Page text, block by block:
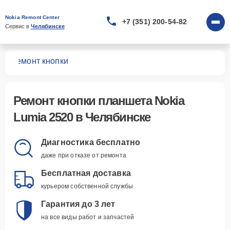
Nokia Remont Center
Сервис в Челябинске
+7 (351) 200-54-82
Ремонт кнопки
Ремонт кнопки планшета Nokia
Lumia 2520 в Челябинске
Диагностика бесплатно
даже при отказе от ремонта
Бесплатная доставка
курьером собственной службы
Гарантия до 3 лет
на все виды работ и запчастей